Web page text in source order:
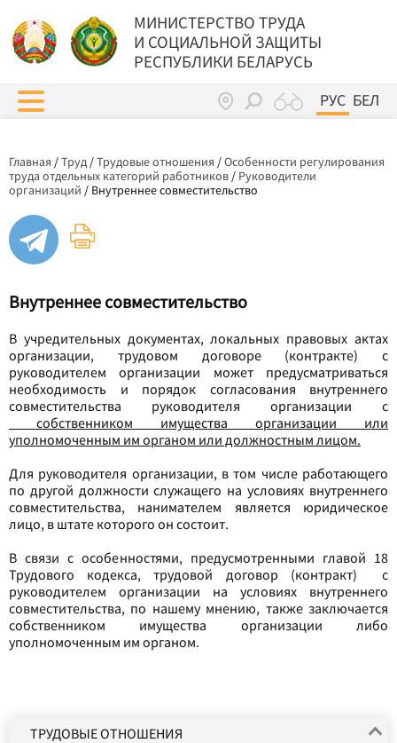
МИНИСТЕРСТВО ТРУДА
И СОЦИАЛЬНОЙ ЗАЩИТЫ
РЕСПУБЛИКИ БЕЛАРУСЬ
РУС БЕЛ
Главная /Труд/Трудовые отношения /Особенности регулирования
труда отдельных категорий работников / Руководители
организаций / Внутреннее совместительство
Внутреннее совместительство
В учредительных документах, локальных правовых актах
организации, трудовом договоре (контракте) с
руководителем организации может предусматриваться
необходимость и порядок согласования внутреннего
совместительства руководителя организации с
собственником имущества организации или
уполномоченным им органом или должностным лицом.
Для руководителя организации, в том числе работающего
по другой должности служащего на условиях внутреннего
совместительства, нанимателем является юридическое
лицо, в штате которого он состоит.
В связи с особенностями, предусмотренными главой 18
Трудового кодекса, трудовой договор (контракт) с
руководителем организации на условиях внутреннего
совместительства, по нашему мнению, также заключается
собственником имущества организации либо
уполномоченным им органом.
ТРУДОВЫЕ ОТНОШЕНИЯ